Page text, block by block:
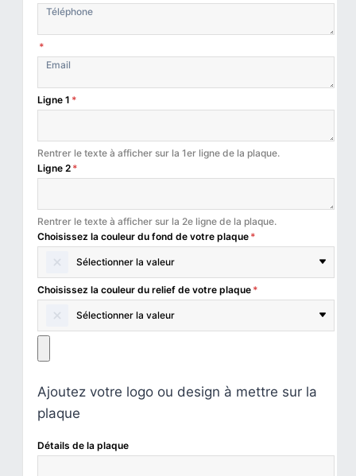
*
Ligne 1 *
Rentrer le texte à afficher sur la 1er ligne de la plaque.
Ligne 2 *
Rentrer le texte à afficher sur la 2e ligne de la plaque.
Choisissez la couleur du fond de votre plaque *
Sélectionner la valeur
Choisissez la couleur du relief de votre plaque *
Sélectionner la valeur
Ajoutez votre logo ou design à mettre sur la
plaque
Détails de la plaque